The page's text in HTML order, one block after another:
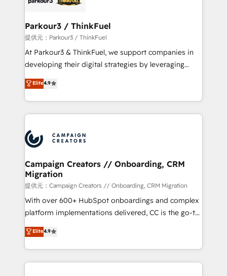
companies scale faster and smarter. 🔹 BOOMS:
Demand generation for all your buyers With BOOMS,
you invest in 100% of your buyers, accelerating your
growth and positioning yourself as an undisputed
transformation process A methodology designed to
implement HubSpot effectively and optimize your
record of business transformation, our growth-first
approach has helped brands dominate their
Parkour3 / ThinkFuel
提供元：Parkour3 / ThinkFuel
At Parkour3 & ThinkFuel, we support companies in
developing their digital strategies by leveraging
technologies and automating their marketing and
sales processes to generate growth. Our offer spans
from Strategy to Operations. We specialize in CRM
onboarding and implementation, web design, sales
extensive experience working with tech companies
and manufacturers since 2002, we are committed to
empowering our clients and developing their
autonomy. Get to grips with HubSpot through
guided implementation and seamless integration of
the CRM platform into your digital ecosystem. Would
you like support in deploying your inbound
to your needs and sales objectives. With 125+
certifications, we are part of the most certified
Elite4.9
Campaign Creators // Onboarding, CRM
Migration
提供元：Campaign Creators // Onboarding, CRM Migration
With over 600+ HubSpot onboardings and complex
platform implementations delivered, CC is the go-to
Elite Solutions Partner for businesses ready to
migrate, replatform, and scale smarter. We specialize
in high-impact CRM and CMS migrations and
onboarding from platforms like Salesforce, NetSuite,
Elite4.9